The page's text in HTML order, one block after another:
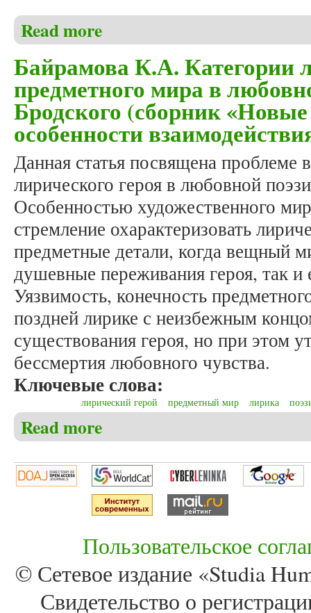
Read more
Байрамова К.А. Категории
предметного мира в
Бродского (сборник
особенности
Данная статья посвящена проблеме
лирического героя в любовной
Особенностью художественного
стремление охарактеризовать
предметные детали, когда вещный
душевные переживания героя, так
Уязвимость, конечность
поздней лирике с неизбежным
существования героя, но при этом
бессмертия любовного чувства.
Ключевые слова:
лирический герой предметный мир лирика
Read more
Пользовательское
© Сетевое издание «Studia
Свидетельство о